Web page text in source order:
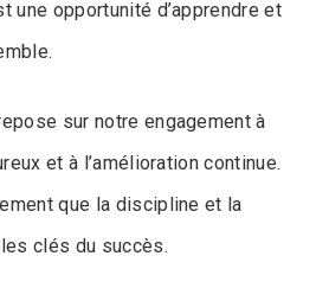
une opportunité d’apprendre et
sur notre engagement à
et à l’amélioration continue.
que la discipline et la
clés du succès.